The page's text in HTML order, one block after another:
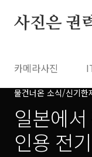
사진은 권
카메라사진
물건너온 소식/신기한
일본에
인용 전